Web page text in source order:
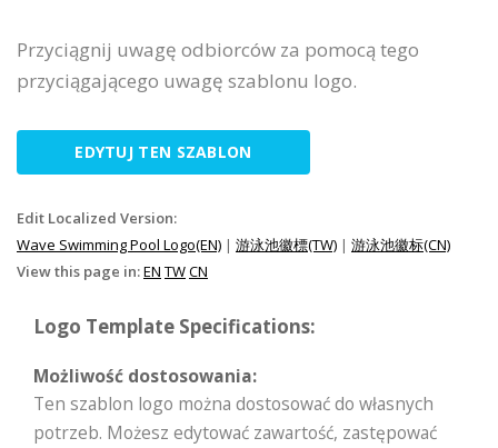
Przyciągnij uwagę odbiorców za pomocą tego
przyciągającego uwagę szablonu logo.
EDYTUJ TEN SZABLON
Edit Localized Version:
Wave Swimming Pool Logo(EN) | 游泳池徽標(TW) | 游泳池徽标(CN)
View this page in:EN TWCN
Logo Template Specifications:
Możliwość dostosowania:
Ten szablon logo można dostosować do własnych
potrzeb. Możesz edytować zawartość, zastępować